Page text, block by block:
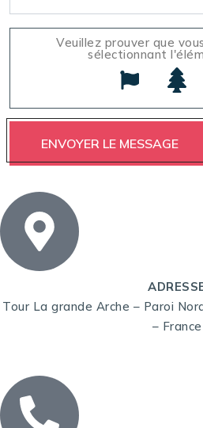
Veuillez prouver que
sélectionnant
Tour La grande Arche – Paroi
– France